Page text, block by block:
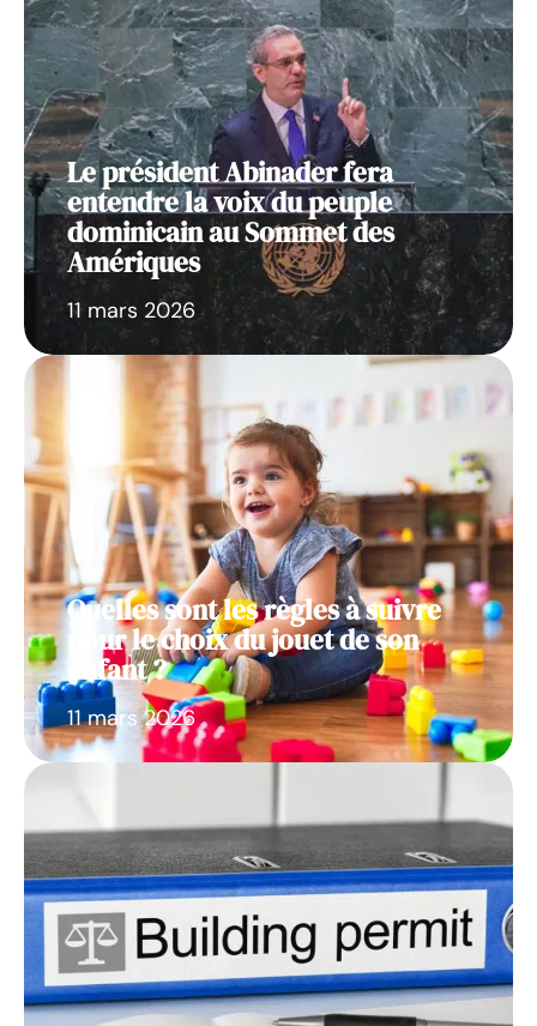
Le président Abinader fera
entendre la voix du peuple
dominicain au Sommet des
Amériques
11 mars 2026
Quelles sont les règles à suivre
pour le choix du jouet de son
enfant ?
11 mars 2026